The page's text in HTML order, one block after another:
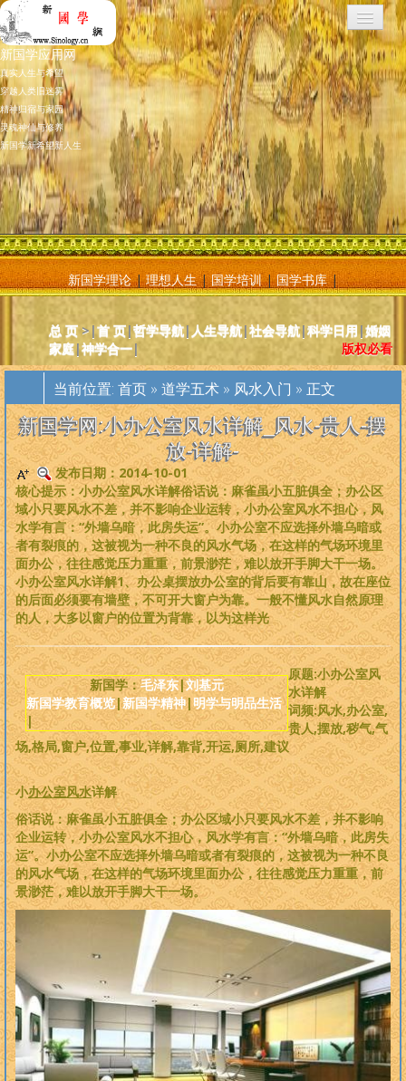
新国学应用网
真实人生与希望
穿越人类旧迷雾
精神归宿与家园
灵魂神仙与修养
新国学新希望新人生
新国学理论|理想人生|国学培训|国学书库|
新国学应用网是将新国学理论付诸应用的地方，新国学理论及其核心
基元学十分庞大复杂，特别是社会学部分和自然科学部分对于大多数
人而言因基础知识不够而难以理解。新国学应用网则将复杂的原理和
逻辑，简化为相对易懂和利于人们日常使用的内容方法。主要分为人
体人生、宗教、神灵、社会常识和科学常识。现在，新国学理论已经
是一个非常完备、深度范畴远超旧国学的系统性理论，来吧，每个人
都可以从中获益 。
版权必读
刘基元
新国学理论
婴童教育
人性教育
居住教育
健身医学
基元学网
总 页 >|首 页|哲学导航| 人生导航|社会导航|科学日用 |婚姻
家庭|神学合一| 版权必看
当前位置: 首页 » 道学五术 » 风水入门 » 正文
新国学网:小办公室风水详解_风水-贵人-摆
放-详解-
发布日期：2014-10-01
核心提示：小办公室风水详解俗话说：麻雀虽小五脏俱全；办公区
域小只要风水不差，并不影响企业运转，小办公室风水不担心，风
水学有言：“外墙乌暗，此房失运”。小办公室不应选择外墙乌暗或
者有裂痕的，这被视为一种不良的风水气场，在这样的气场环境里
面办公，往往感觉压力重重，前景渺茫，难以放开手脚大干一场。
小办公室风水详解1、办公桌摆放办公室的背后要有靠山，故在座位
的后面必须要有墙壁，不可开大窗户为靠。一般不懂风水自然原理
的人，大多以窗户的位置为背靠，以为这样光
新国学：毛泽东|刘基元
新国学教育概览|新国学精神|明学与明品生活
|
原题:小办公室风
水详解
词频:风水,办公室,
贵人,摆放,秽气,气
场,格局,窗户,位置,事业,详解,靠背,开运,厕所,建议
小办公室风水详解
俗话说：麻雀虽小五脏俱全；办公区域小只要风水不差，并不影响
企业运转，小办公室风水不担心，风水学有言：“外墙乌暗，此房失
运”。小办公室不应选择外墙乌暗或者有裂痕的，这被视为一种不良
的风水气场，在这样的气场环境里面办公，往往感觉压力重重，前
景渺茫，难以放开手脚大干一场。